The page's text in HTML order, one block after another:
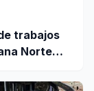
trabajos
Norte